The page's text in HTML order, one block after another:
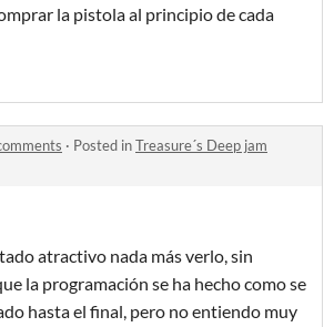
la pistola al principio de cada
· Posted inTreasure´s Deep jam
atractivo nada más verlo, sin
la programación se ha hecho como se
hasta el final, pero no entiendo muy